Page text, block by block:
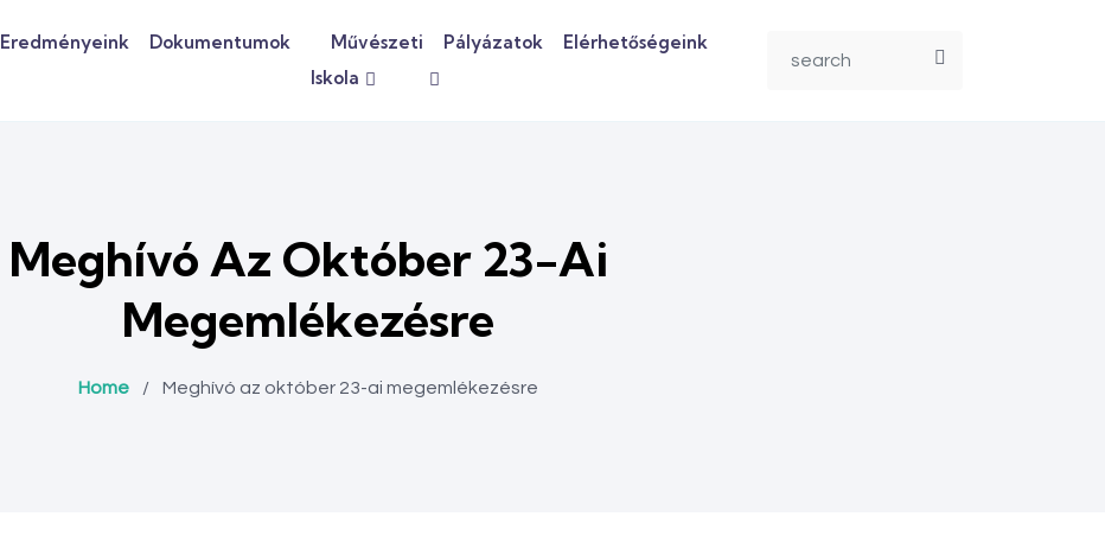
Eredményeink Dokumentumok
Művészeti
Iskola
Pályázatok Elérhetőségeink
Meghívó Az Október 23-Ai
Megemlékezésre
Home / Meghívó az október 23-ai megemlékezésre